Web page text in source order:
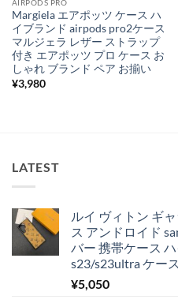
AIRPODS PRO
Margiela エアポッツ ケース ハ
イブランド airpods pro2ケース
マルジェラ レザー ストラップ
付き エアポッツ プロ ケース お
しゃれ ブランド ペア お揃い
¥3,980
LATEST
ルイ ヴィトン ギ
ス アンドロイド
バー 携帯ケース
s23/s23ultra ケー
¥5,050